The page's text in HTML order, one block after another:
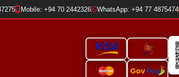
Mobile: +94 70 2442326 WhatsApp: +94 77 4875474